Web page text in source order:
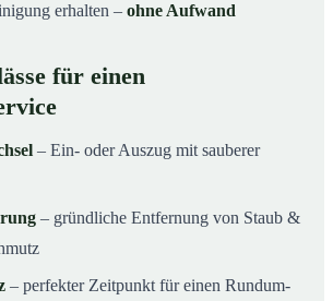
erhalten – ohne Aufwand
für einen
– Ein- oder Auszug mit sauberer
– gründliche Entfernung von Staub &
– perfekter Zeitpunkt für einen Rundum-